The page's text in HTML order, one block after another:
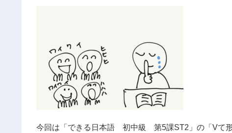
今回は「できる日本語 初中級 第5課ST2」の「Vて